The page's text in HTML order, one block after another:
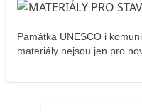
Památka UNESCO i
materiály nejsou jen pro